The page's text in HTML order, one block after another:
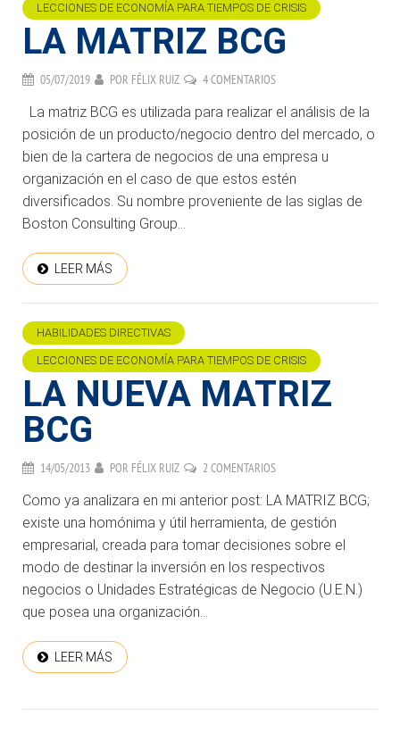
LECCIONES DE ECONOMÍA PARA TIEMPOS DE CRISIS
LA MATRIZ BCG
05/07/2019 POR FÉLIX RUIZ 4 COMENTARIOS
La matriz BCG es utilizada para realizar el análisis de la
posición de un producto/negocio dentro del mercado, o
bien de la cartera de negocios de una empresa u
organización en el caso de que estos estén
diversificados. Su nombre proveniente de las siglas de
Boston Consulting Group...
LEER MÁS
HABILIDADES DIRECTIVAS
LECCIONES DE ECONOMÍA PARA TIEMPOS DE CRISIS
LA NUEVA MATRIZ
BCG
14/05/2013 POR FÉLIX RUIZ 2 COMENTARIOS
Como ya analizara en mi anterior post: LA MATRIZ BCG;
existe una homónima y útil herramienta, de gestión
empresarial, creada para tomar decisiones sobre el
modo de destinar la inversión en los respectivos
negocios o Unidades Estratégicas de Negocio (U.E.N.)
que posea una organización...
LEER MÁS